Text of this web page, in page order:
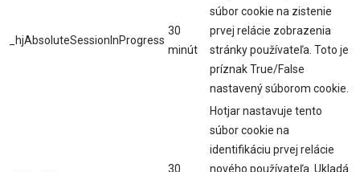
_hjAbsoluteSessionInProgress
30
minút
súbor cookie na zistenie
prvej relácie zobrazenia
stránky používateľa. Toto je
príznak True/False
nastavený súborom cookie.
30
Hotjar nastavuje tento
súbor cookie na
identifikáciu prvej relácie
nového používateľa. Ukladá